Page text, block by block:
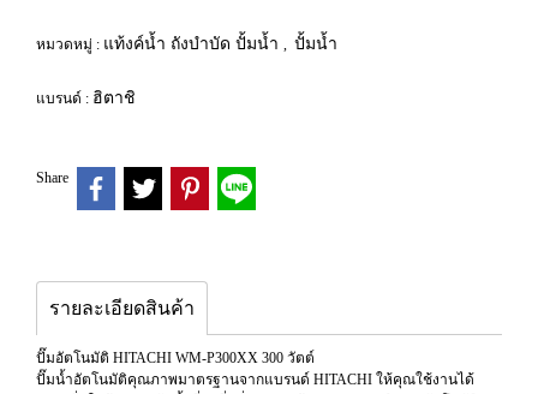
หมวดหมู่ : แท้งค์น้ำ ถังบำบัด ปั้มน้ำ , ปั้มน้ำ
แบรนด์ : ฮิตาชิ
Share
รายละเอียดสินค้า
ปั๊มอัตโนมัติ HITACHI WM-P300XX 300 วัตต์
ปั๊มน้ำอัตโนมัติคุณภาพมาตรฐานจากแบรนด์ HITACHI ให้คุณใช้งานได้